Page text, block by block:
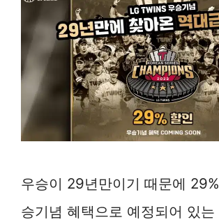
우승이 29년만이기 때문에
승기념 혜택으로 예정되어 있는